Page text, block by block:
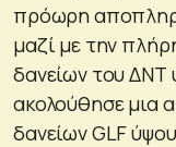
πρόωρη
μαζί με την
δανείων του ΔΝΤ
ακολούθησε
δανείων GLF